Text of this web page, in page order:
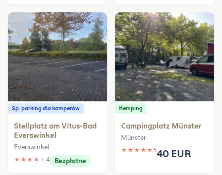
Sp. parking dla kamperów
Stellplatz am Vitus-Bad
Everswinkel
Everswinkel
★ ★ ★ ★ ★ 4 Bezpłatne
Kemping
Campingplatz Münster
Münster
★ ★ ★ ★ ★540 EUR